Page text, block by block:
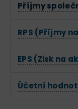
Příjmy
RPS (Příjmy
EPS (Zisk na
Účetní